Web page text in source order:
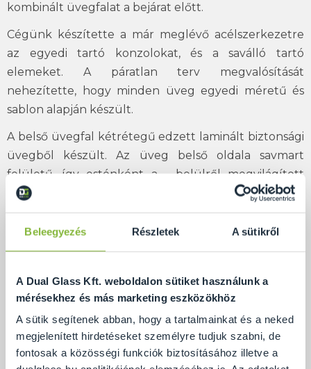
Beleegyezés Részletek A sütikről
A Dual Glass Kft. weboldalon sütiket használunk a
mérésekhez és más marketing eszközökhöz
A sütik segítenek abban, hogy a tartalmainkat és a neked
megjelenített hirdetéseket személyre tudjuk szabni, de
fontosak a közösségi funkciók biztosításához illetve a
kombinált üvegfalat a bejárat előtt.
Cégünk készítette a már meglévő acélszerkezetre
az egyedi tartó konzolokat, és a saválló tartó
elemeket. A páratlan terv megvalósítását
nehezítette, hogy minden üveg egyedi méretű és
sablon alapján készült.
A belső üvegfal kétrétegű edzett laminált biztonsági
üvegből készült. Az üveg belső oldala savmart
felületű, így esténként a - belülről megvilágított
felület - páratlan élményt nyújt.
felületi feszültég miatt szinte az üvegre tapadva
Nyűgözze le az irodába betérő
ügyfeleket üvegfalba épített
vízeséssel!